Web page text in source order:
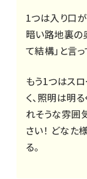
1つは入り口が
暗い路地裏の
て結構」と言
もう1つはス
く、照明は明
れそうな雰囲
さい！ どなた
る。